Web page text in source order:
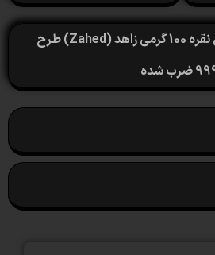
نقد و برسی شمش نقره 100 گرمی زاهد (Zahed) طرح